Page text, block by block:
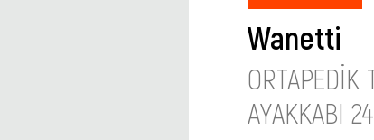
Wanetti
ORTAPEDIK
AYAKKABI